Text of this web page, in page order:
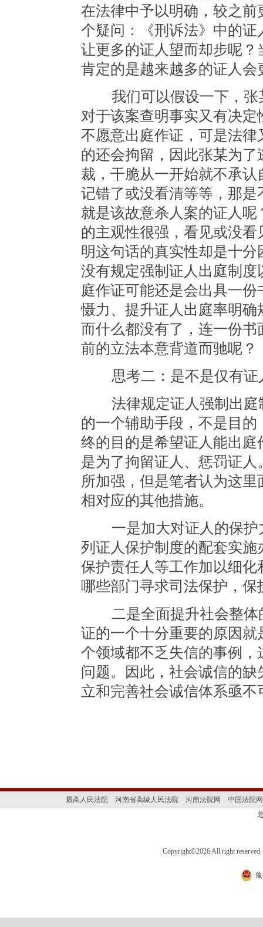
在法律中予以明确，较之
个疑问：《刑诉法》中的
让更多的证人望而却步呢
肯定的是越来越多的证人会
我们可以假设一下，张
对于该案查明事实又有决
不愿意出庭作证，可是法
的还会拘留，因此张某为
裁，干脆从一开始就不承
记错了或没看清等等，那
就是该故意杀人案的证人
的主观性很强，看见或没
明这句话的真实性却是十
没有规定强制证人出庭制
庭作证可能还是会出具一
慑力、提升证人出庭率明
而什么都没有了，连一份
前的立法本意背道而驰呢？
思考二：是不是仅有证
法律规定证人强制出庭
的一个辅助手段，不是目
终的目的是希望证人能出
是为了拘留证人、惩罚证
所加强，但是笔者认为这
相对应的其他措施。
一是加大对证人的保护
列证人保护制度的配套实
保护责任人等工作加以细
哪些部门寻求司法保护，
二是全面提升社会整体
证的一个十分重要的原因
个领域都不乏失信的事例
问题。因此，社会诚信的
立和完善社会诚信体系亟不
最高人民法院 河南省高级人民法院 河南法院网
中国法院网
Copyright©2026 All right